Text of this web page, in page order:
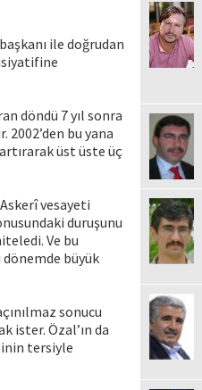
ile doğrudan
döndü 7 yıl sonra
2002’den bu yana
üst üste üç
vesayeti
duruşunu
Ve bu
büyük
sonucu
ister. Özal’ın da
tersiyle